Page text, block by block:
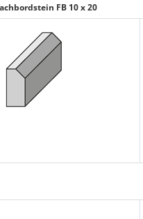
FB 10 x 20